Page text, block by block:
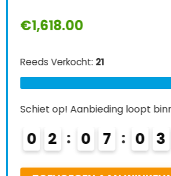
€1,618.00
Reeds Verkocht: 21
Schiet op! Aanbieding loopt
0 2 0 7 0 3